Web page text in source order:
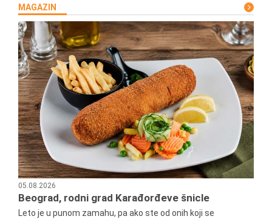
MAGAZIN
05.08.2026
Beograd, rodni grad Karađorđeve šnicle
Leto je u punom zamahu, pa ako ste od onih koji se